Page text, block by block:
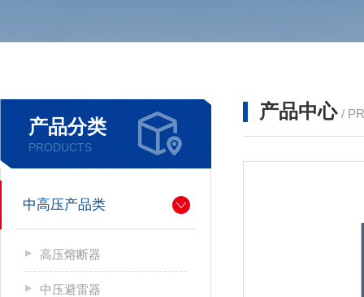
产品分类
PRODUCTS
中高压产品类
高压熔断器
中压避雷器
产品中心 /